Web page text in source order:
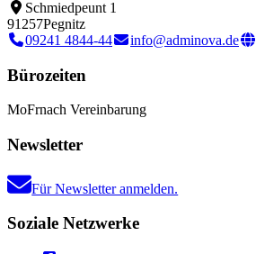
Schmiedpeunt 1
91257Pegnitz
09241 4844-44
info@adminova.de
Bürozeiten
MoFrnach Vereinbarung
Newsletter
Für Newsletter anmelden.
Soziale Netzwerke